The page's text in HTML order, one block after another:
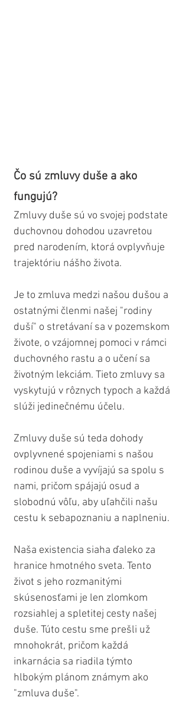
Čo sú zmluvy duše a ako
fungujú?
Zmluvy duše sú vo svojej podstate
duchovnou dohodou uzavretou
pred narodením, ktorá ovplyvňuje
trajektóriu nášho života.
Je to zmluva medzi našou dušou a
ostatnými členmi našej "rodiny
duší" o stretávaní sa v pozemskom
živote, o vzájomnej pomoci v rámci
duchovného rastu a o učení sa
životným lekciám. Tieto zmluvy sa
vyskytujú v rôznych typoch a každá
slúži jedinečnému účelu.
Zmluvy duše sú teda dohody
ovplyvnené spojeniami s našou
rodinou duše a vyvíjajú sa spolu s
nami, pričom spájajú osud a
slobodnú vôľu, aby uľahčili našu
cestu k sebapoznaniu a naplneniu.
Naša existencia siaha ďaleko za
hranice hmotného sveta. Tento
život s jeho rozmanitými
skúsenosťami je len zlomkom
rozsiahlej a spletitej cesty našej
duše. Túto cestu sme prešli už
mnohokrát, pričom každá
inkarnácia sa riadila týmto
hlbokým plánom známym ako
"zmluva duše".